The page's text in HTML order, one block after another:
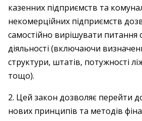
казенних підприємств та
некомерційних підприємств
самостійно вирішувати питання
діяльності (включаючи
структури, штатів, потужності
тощо).
2. Цей закон дозволяє перейти
нових принципів та методів